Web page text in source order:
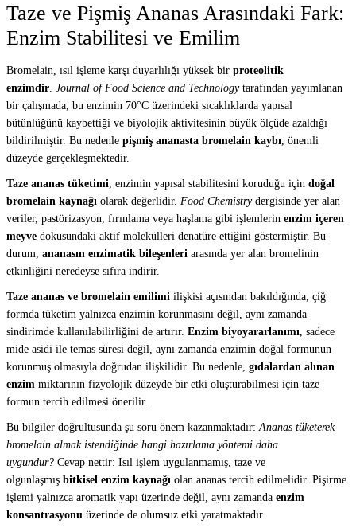
Taze ve Pişmiş Ananas Arasındaki Fark:
Enzim Stabilitesi ve Emilim
Bromelain, ısıl işleme karşı duyarlılığı yüksek bir proteolitik
enzimdir Journal of Food Science and Technologytarafından yayımlanan
bir çalışmada, bu enzimin 70°C üzerindeki sıcaklıklarda yapısal
bütünlüğünü kaybettiği ve biyolojik aktivitesinin büyük ölçüde azaldığı
bildirilmiştir. Bu nedenle pişmiş ananasta bromelain kaybı , önemli
düzeyde gerçekleşmektedir.
Taze ananas tüketimi , enzimin yapısal stabilitesini koruduğu için doğal
bromelain kaynağı olarak değerlidir. Food Chemistrydergisinde yer alan
veriler, pastörizasyon, fırınlama veya haşlama gibi işlemlerin enzim içeren
meyve dokusundaki aktif molekülleri denatüre ettiğini göstermiştir. Bu
durum, ananasın enzimatik bileşenleri arasında yer alan bromelinin
etkinliğini neredeyse sıfıra indirir.
Taze ananas ve bromelain emilimi ilişkisi açısından bakıldığında, çiğ
formda tüketim yalnızca enzimin korunmasını değil, aynı zamanda
sindirimde kullanılabilirliğini de artırır. Enzim biyoyararlanımı , sadece
mide asidi ile temas süresi değil, aynı zamanda enzimin doğal formunun
korunmuş olmasıyla doğrudan ilişkilidir. Bu nedenle, gıdalardan alınan
enzim miktarının fizyolojik düzeyde bir etki oluşturabilmesi için taze
formun tercih edilmesi önerilir.
Bu bilgiler doğrultusunda şu soru önem kazanmaktadır: Ananas tüketerek
bromelain almak istendiğinde hangi hazırlama yöntemi daha
uygundur? Cevap nettir: Isıl işlem uygulanmamış, taze ve
olgunlaşmış bitkisel enzim kaynağı olan ananas tercih edilmelidir. Pişirme
işlemi yalnızca aromatik yapı üzerinde değil, aynı zamanda enzim
konsantrasyonu üzerinde de olumsuz etki yaratmaktadır.